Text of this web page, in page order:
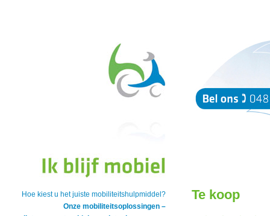
Hoe kiest u het juiste mobiliteitshulpmiddel?
Onze mobiliteitsoplossingen –
Te koop